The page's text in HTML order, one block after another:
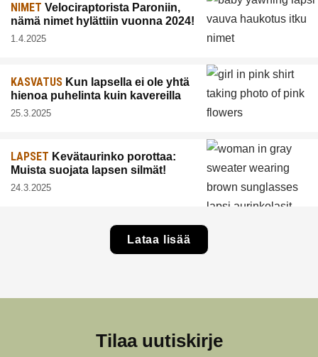
NIMET Velociraptorista Paroniin,
nämä nimet hylättiin vuonna 2024!
1.4.2025
KASVATUS Kun lapsella ei ole yhtä
hienoa puhelinta kuin kavereilla
25.3.2025
LAPSET Kevätaurinko porottaa:
Muista suojata lapsen silmät!
24.3.2025
Lataa lisää
Tilaa uutiskirje